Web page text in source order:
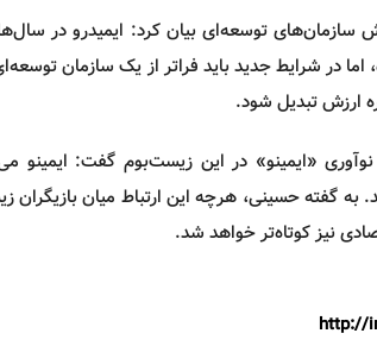
سازمان‌های توسعه‌ای بیان کرد: ایمیدرو در
اما در شرایط جدید باید فراتر از یک سازمان
ارزش تبدیل شود.
نوآوری«ایمینو» در این زیست‌بوم گفت: ایمینو
به گفته حسینی، هرچه این ارتباط میان
نیز کوتاه‌تر خواهد شد.